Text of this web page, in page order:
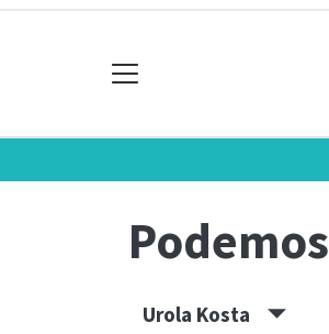
Podemos
Urola Kosta